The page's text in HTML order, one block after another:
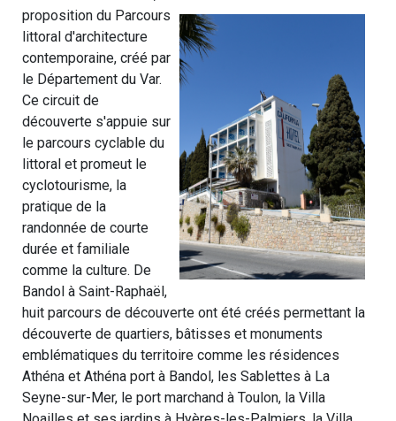
proposition du Parcours
littoral d'architecture
contemporaine, créé par
le Département du Var.
Ce circuit de
découverte s'appuie sur
le parcours cyclable du
littoral et promeut le
cyclotourisme, la
pratique de la
randonnée de courte
durée et familiale
comme la culture. De
Bandol à Saint-Raphaël,
huit parcours de découverte ont été créés permettant la
découverte de quartiers, bâtisses et monuments
emblématiques du territoire comme les résidences
Athéna et Athéna port à Bandol, les Sablettes à La
Seyne-sur-Mer, le port marchand à Toulon, la Villa